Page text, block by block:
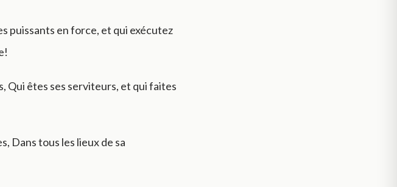
puissants en force, et qui exécutez
Qui êtes ses serviteurs, et qui faites
Dans tous les lieux de sa